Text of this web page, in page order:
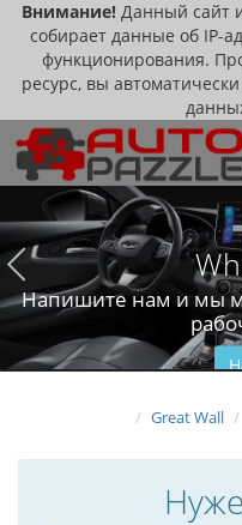
Внимание! Данный сайт
собирает данные об IP-
функционирования.
ресурс, вы
Напишите нам и мы
Great Wall